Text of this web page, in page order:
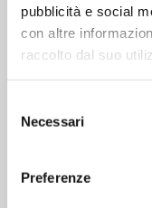
pubblicità e social
con altre
raccolto dal suo
delNecessari
Preferenze
Style:
Essential
Panel colour:
White
Depth:320 mm